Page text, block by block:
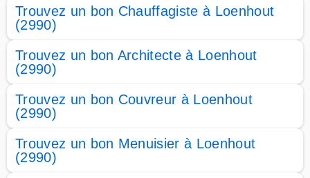
Trouvez un bon Chauffagiste à Loenhout
(2990)
Trouvez un bon Architecte à Loenhout
(2990)
Trouvez un bon Couvreur à Loenhout
(2990)
Trouvez un bon Menuisier à Loenhout
(2990)